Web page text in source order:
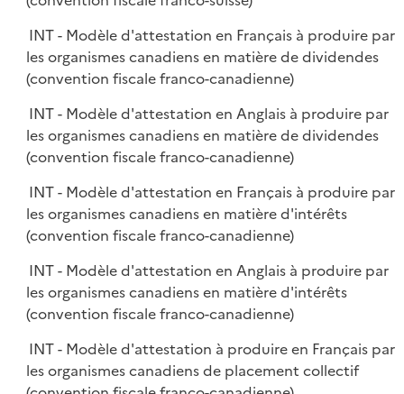
INT - Modèle d'attestation en Français à produire par
les organismes canadiens en matière de dividendes
(convention fiscale franco-canadienne)
INT - Modèle d'attestation en Anglais à produire par
les organismes canadiens en matière de dividendes
(convention fiscale franco-canadienne)
INT - Modèle d'attestation en Français à produire par
les organismes canadiens en matière d'intérêts
(convention fiscale franco-canadienne)
INT - Modèle d'attestation en Anglais à produire par
les organismes canadiens en matière d'intérêts
(convention fiscale franco-canadienne)
INT - Modèle d'attestation à produire en Français par
les organismes canadiens de placement collectif